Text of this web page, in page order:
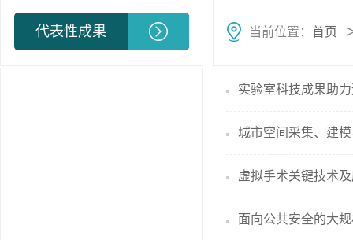
代表性成果 当前位置： 首页
实验室科技成果助
城市空间采集、建
虚拟手术关键技术
面向公共安全的大